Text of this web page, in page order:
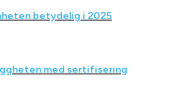
betydelig i 2025
med sertifisering